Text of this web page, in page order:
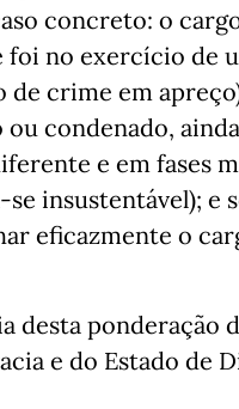
concreto: o
foi no exercício de
crime em
condenado,
e em fases
insustentável); e
eficazmente o
desta ponderação
e do Estado de